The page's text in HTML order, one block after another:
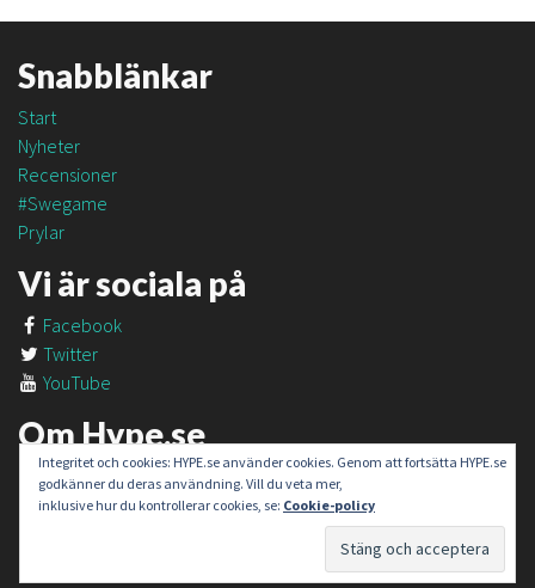
Snabblänkar
Start
Nyheter
Recensioner
#Swegame
Prylar
Vi är sociala på
Facebook
Twitter
YouTube
Om Hype.se
Om oss
Om #SweGame
Integritet och cookies: HYPE.se använder cookies. Genom att fortsätta HYPE.se
godkänner du deras användning. Vill du veta mer,
inklusive hur du kontrollerar cookies, se: Cookie-policy